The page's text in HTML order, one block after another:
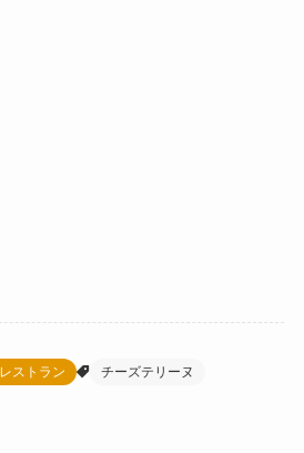
ストラン チーズテリーヌ